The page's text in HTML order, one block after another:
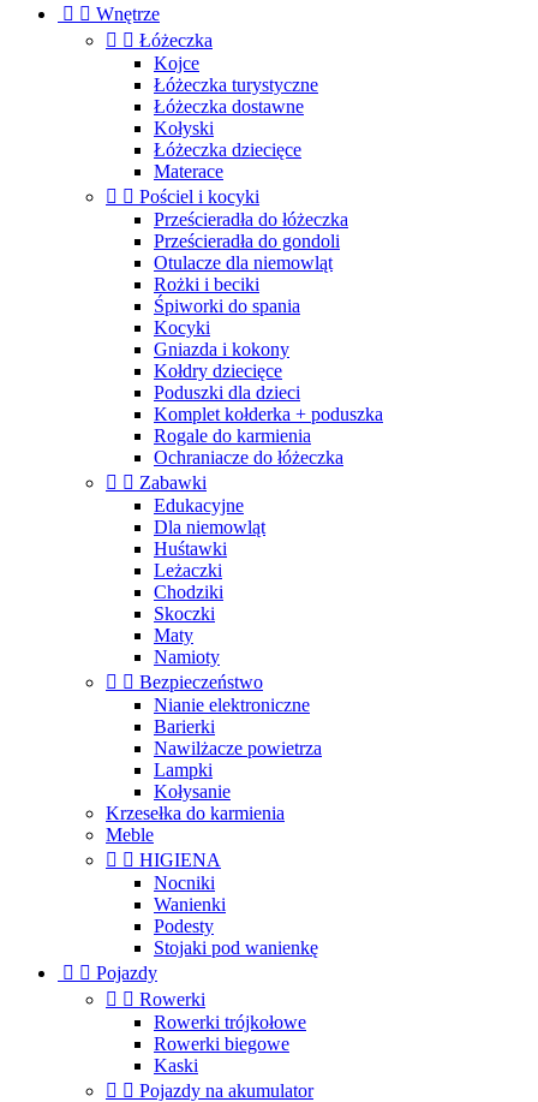
  Wnętrze
  Łóżeczka
Kojce
Łóżeczka turystyczne
Łóżeczka dostawne
Kołyski
Łóżeczka dziecięce
Materace
  Pościel i kocyki
Prześcieradła do łóżeczka
Prześcieradła do gondoli
Otulacze dla niemowląt
Rożki i beciki
Śpiworki do spania
Kocyki
Gniazda i kokony
Kołdry dziecięce
Poduszki dla dzieci
Komplet kołderka + poduszka
Rogale do karmienia
Ochraniacze do łóżeczka
  Zabawki
Edukacyjne
Dla niemowląt
Huśtawki
Leżaczki
Chodziki
Skoczki
Maty
Namioty
  Bezpieczeństwo
Nianie elektroniczne
Barierki
Nawilżacze powietrza
Lampki
Kołysanie
Krzesełka do karmienia
Meble
  HIGIENA
Nocniki
Wanienki
Podesty
Stojaki pod wanienkę
  Pojazdy
  Rowerki
Rowerki trójkołowe
Rowerki biegowe
Kaski
  Pojazdy na akumulator